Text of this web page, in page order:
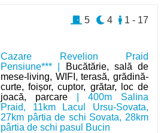
Cazare Revelion Praid
Pensiune*** |
Bucătărie, sală de
mese-living, WIFI, terasă, grădină-
curte, foișor, cuptor, grătar, loc de
joacă, parcare | 400m Salina
Praid, 11km Lacul Ursu-Sovata,
27km pârtia de schi Sovata, 28km
pârtia de schi pasul Bucin
1 - 17
4
5